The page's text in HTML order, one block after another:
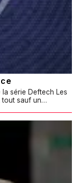
la série Deftech Les
tout sauf un…